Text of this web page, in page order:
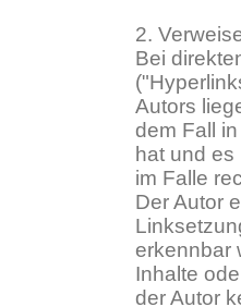
2.
Bei
Autors
dem Fall
hat und
im Falle
Der Autor
erkennbar
Inhalte
der Autor